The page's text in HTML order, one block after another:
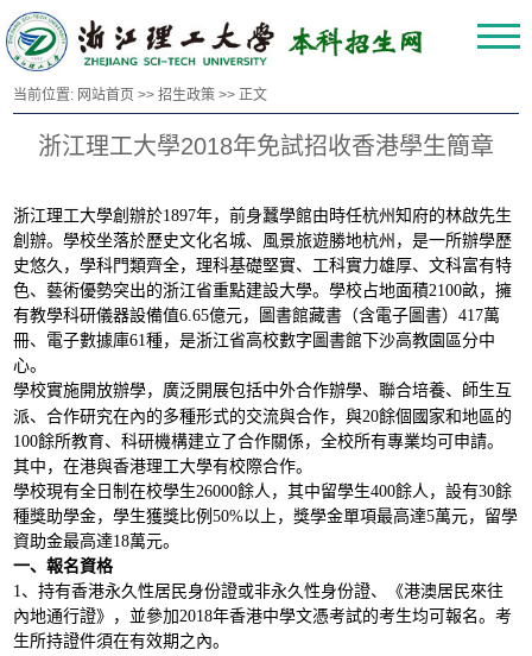
当前位置: 网站首页 >>招生政策 >> 正文
浙江理工大學2018年免試招收香港學生簡章
浙江理工大學創辦於1897年，前身蠶學館由時任杭州知府的林啟先生
創辦。學校坐落於歷史文化名城、風景旅遊勝地杭州，是一所辦學歷
史悠久，學科門類齊全，理科基礎堅實、工科實力雄厚、文科富有特
色、藝術優勢突出的浙江省重點建設大學。學校占地面積2100畝，擁
有教學科研儀器設備值6.65億元，圖書館藏書（含電子圖書）417萬
冊、電子數據庫61種，是浙江省高校數字圖書館下沙高教園區分中
心。
學校實施開放辦學，廣泛開展包括中外合作辦學、聯合培養、師生互
派、合作研究在內的多種形式的交流與合作，與20餘個國家和地區的
100餘所教育、科研機構建立了合作關係，全校所有專業均可申請。
其中，在港與香港理工大學有校際合作。
學校現有全日制在校學生26000餘人，其中留學生400餘人，設有30餘
種獎助學金，學生獲獎比例50%以上，獎學金單項最高達5萬元，留學
資助金最高達18萬元。
一、報名資格
1、持有香港永久性居民身份證或非永久性身份證、《港澳居民來往
內地通行證》，並參加2018年香港中學文憑考試的考生均可報名。考
生所持證件須在有效期之內。